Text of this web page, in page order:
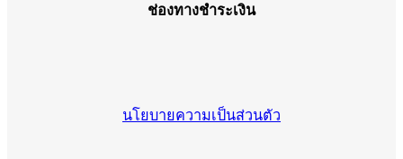
ช่องทางชำระเงิน
นโยบายความเป็นส่วนตัว